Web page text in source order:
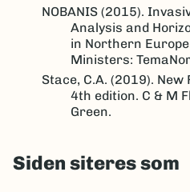
NOBANIS (2015).
Analysis and
in Northern
Ministers:
Stace, C.A. (2019).
4th edition. C & M
Green.
Siden siteres som